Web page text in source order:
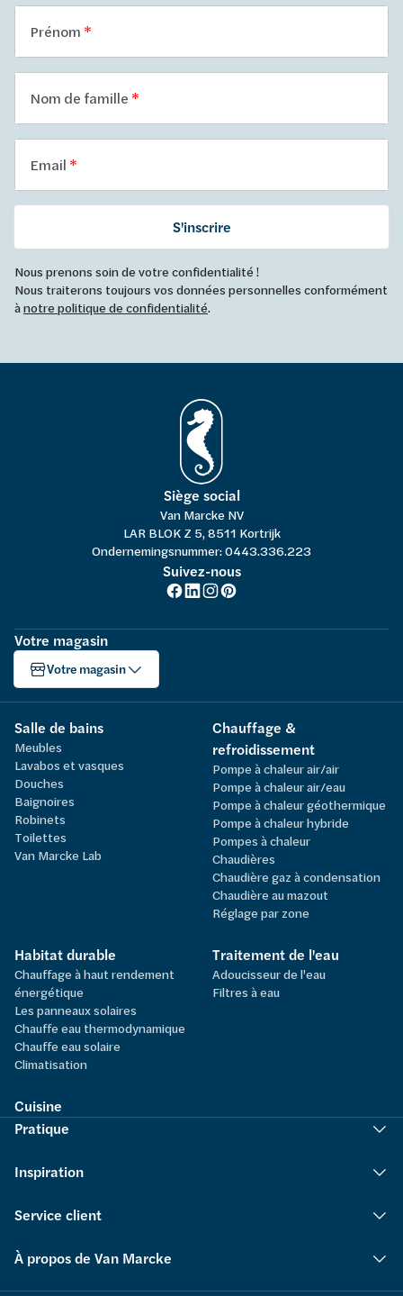
Prénom
Nom de famille
Email
S'inscrire
Nous prenons soin de votre confidentialité !
Nous traiterons toujours vos données personnelles conformément
ànotre politique de confidentialité.
Siège social
Van Marcke NV
LAR BLOK Z 5, 8511 Kortrijk
Ondernemingsnummer: 0443.336.223
Suivez-nous
Votre magasin
Votre magasin
Salle de bains
Meubles
Lavabos et vasques
Douches
Baignoires
Robinets
Toilettes
Van Marcke Lab
Chauffage &
refroidissement
Pompe à chaleur air/air
Pompe à chaleur air/eau
Pompe à chaleur géothermique
Pompe à chaleur hybride
Pompes à chaleur
Chaudières
Chaudière gaz à condensation
Chaudière au mazout
Réglage par zone
Habitat durable
Chauffage à haut rendement
énergétique
Les panneaux solaires
Chauffe eau thermodynamique
Chauffe eau solaire
Climatisation
Traitement de l'eau
Adoucisseur de l'eau
Filtres à eau
Cuisine
Pratique
Inspiration
Service client
À propos de Van Marcke